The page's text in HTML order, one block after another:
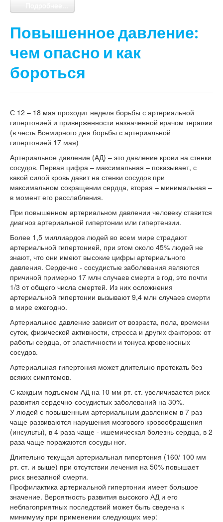
Повышенное давление:
чем опасно и как
бороться
С 12 – 18 мая проходит неделя борьбы с артериальной
гипертонией и приверженности назначенной врачом терапии
(в честь Всемирного дня борьбы с артериальной
гипертонией 17 мая)
Артериальное давление (АД) – это давление крови на стенки
сосудов. Первая цифра – максимальная – показывает, с
какой силой кровь давит на стенки сосудов при
максимальном сокращении сердца, вторая – минимальная –
в момент его расслабления.
При повышенном артериальном давлении человеку ставится
диагноз артериальной гипертонии или гипертензии.
Более 1,5 миллиардов людей во всем мире страдают
артериальной гипертонией, при этом около 45% людей не
знают, что они имеют высокие цифры артериального
давления. Сердечно - сосудистые заболевания являются
причиной примерно 17 млн случаев смерти в год, это почти
1/3 от общего числа смертей. Из них осложнения
артериальной гипертонии вызывают 9,4 млн случаев смерти
в мире ежегодно.
Артериальное давление зависит от возраста, пола, времени
суток, физической активности, стресса и других факторов: от
работы сердца, от эластичности и тонуса кровеносных
сосудов.
Артериальная гипертония может длительно протекать без
всяких симптомов.
С каждым подъемом АД на 10 мм рт. ст. увеличивается риск
развития сердечно-сосудистых заболеваний на 30%.
У людей с повышенным артериальным давлением в 7 раз
чаще развиваются нарушения мозгового кровообращения
(инсульты), в 4 раза чаще - ишемическая болезнь сердца, в 2
раза чаще поражаются сосуды ног.
Длительно текущая артериальная гипертония (160/ 100 мм
рт. ст. и выше) при отсутствии лечения на 50% повышает
риск внезапной смерти.
Профилактика артериальной гипертонии имеет большое
значение. Вероятность развития высокого АД и его
неблагоприятных последствий может быть сведена к
минимуму при применении следующих мер: